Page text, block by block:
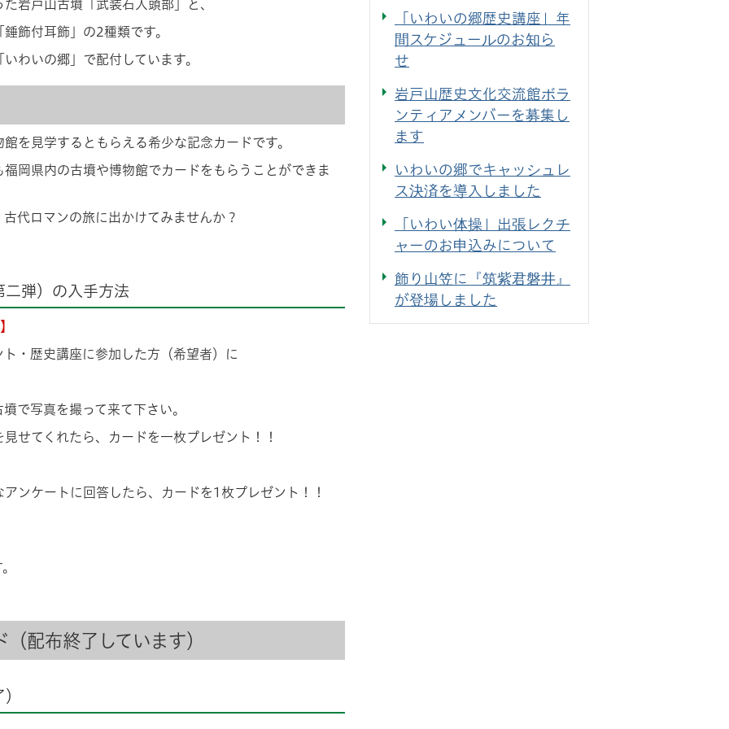
岩戸山古墳「武装石人頭部」と、
飾付耳飾」の2種類です。
わいの郷」で配付しています。
を見学するともらえる希少な記念カードです。
岡県内の古墳や博物館でカードをもらうことができま
代ロマンの旅に出かけてみませんか？
弾）の入手方法
・歴史講座に参加した方（希望者）に
で写真を撮って来て下さい。
せてくれたら、カードを一枚プレゼント！！
ンケートに回答したら、カードを1枚プレゼント！！
配布終了しています）
「いわいの郷歴史講座」年
間スケジュールのお知ら
せ
岩戸山歴史文化交流館ボラ
ンティアメンバーを募集し
ます
いわいの郷でキャッシュレ
ス決済を導入しました
「いわい体操」出張レクチ
ャーのお申込みについて
飾り山笠に『筑紫君磐井』
が登場しました